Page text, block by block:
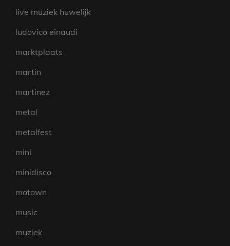
live muziek huwelijk
ludovico einaudi
marktplaats
martin
martinez
metal
metalfest
mini
minidisco
motown
music
muziek